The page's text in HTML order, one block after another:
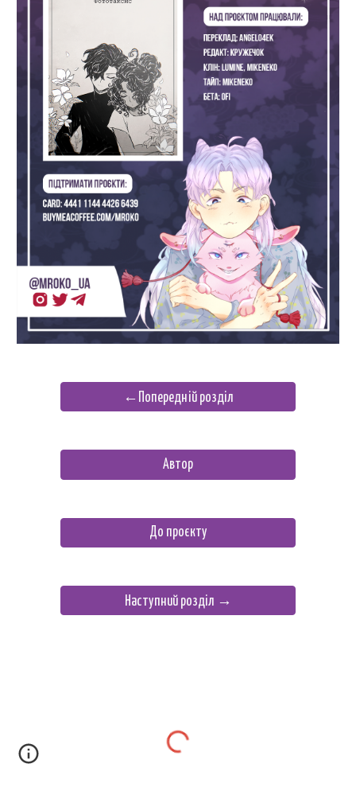
←Попередній розділ
Автор
До проєкту
Наступний розділ →